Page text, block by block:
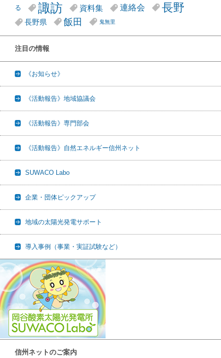
る
諏訪 資料集 連絡会 長野
長野県 飯田 鬼無里
注目の情報
《お知らせ》
《活動報告》地域協議会
《活動報告》専門部会
《活動報告》自然エネルギー信州ネット
SUWACO Labo
企業・団体ピックアップ
地域の太陽光発電サポート
導入事例（事業・実証試験など）
信州ネットのご案内